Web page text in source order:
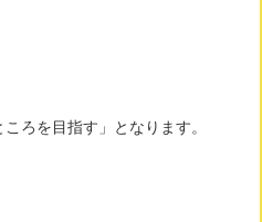
ろを目指す」となります。